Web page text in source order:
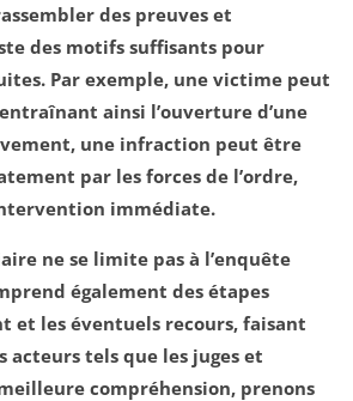
des preuves et
des motifs suffisants pour
Par exemple, une victime peut
ainsi l’ouverture d’une
une infraction peut être
par les forces de l’ordre,
immédiate.
ne se limite pas à l’enquête
également des étapes
et les éventuels recours, faisant
acteurs tels que les juges et
compréhension, prenons